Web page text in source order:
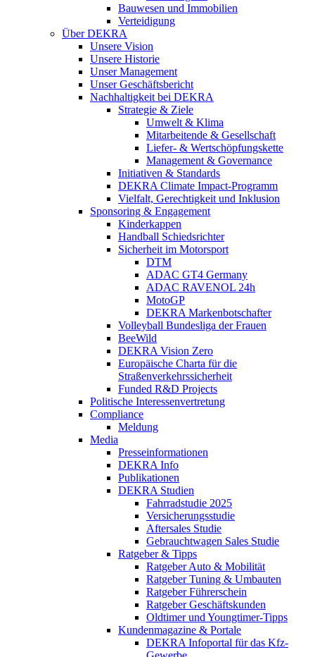
Bauwesen und Immobilien
Verteidigung
Über DEKRA
Unsere Vision
Unsere Historie
Unser Management
Unser Geschäftsbericht
Nachhaltigkeit bei DEKRA
Strategie & Ziele
Umwelt & Klima
Mitarbeitende & Gesellschaft
Liefer- & Wertschöpfungskette
Management & Governance
Initiativen & Standards
DEKRA Climate Impact-Programm
Vielfalt, Gerechtigkeit und Inklusion​
Sponsoring & Engagement
Kinderkappen
Handball Schiedsrichter
Sicherheit im Motorsport
DTM
ADAC GT4 Germany
ADAC RAVENOL 24h
MotoGP
DEKRA Markenbotschafter
Volleyball Bundesliga der Frauen
BeeWild
DEKRA Vision Zero
Europäische Charta für die
Straßenverkehrssicherheit
Funded R&D Projects
Politische Interessenvertretung
Compliance
Meldung
Media
Presseinformationen
DEKRA Info
Publikationen
DEKRA Studien
Fahrradstudie 2025
Versicherungsstudie
Aftersales Studie
Gebrauchtwagen Sales Studie
Ratgeber & Tipps
Ratgeber Auto & Mobilität
Ratgeber Tuning & Umbauten
Ratgeber Führerschein
Ratgeber Geschäftskunden
Oldtimer und Youngtimer-Tipps
Kundenmagazine & Portale
DEKRA Infoportal für das Kfz-